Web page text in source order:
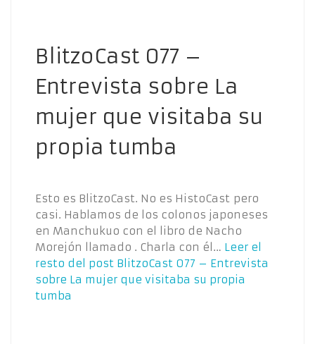
BlitzoCast 077 –
Entrevista sobre La
mujer que visitaba su
propia tumba
Esto es BlitzoCast. No es HistoCast pero
casi. Hablamos de los colonos japoneses
en Manchukuo con el libro de Nacho
Morejón llamado . Charla con él… Leer el
resto del post BlitzoCast 077 – Entrevista
sobre La mujer que visitaba su propia
tumba